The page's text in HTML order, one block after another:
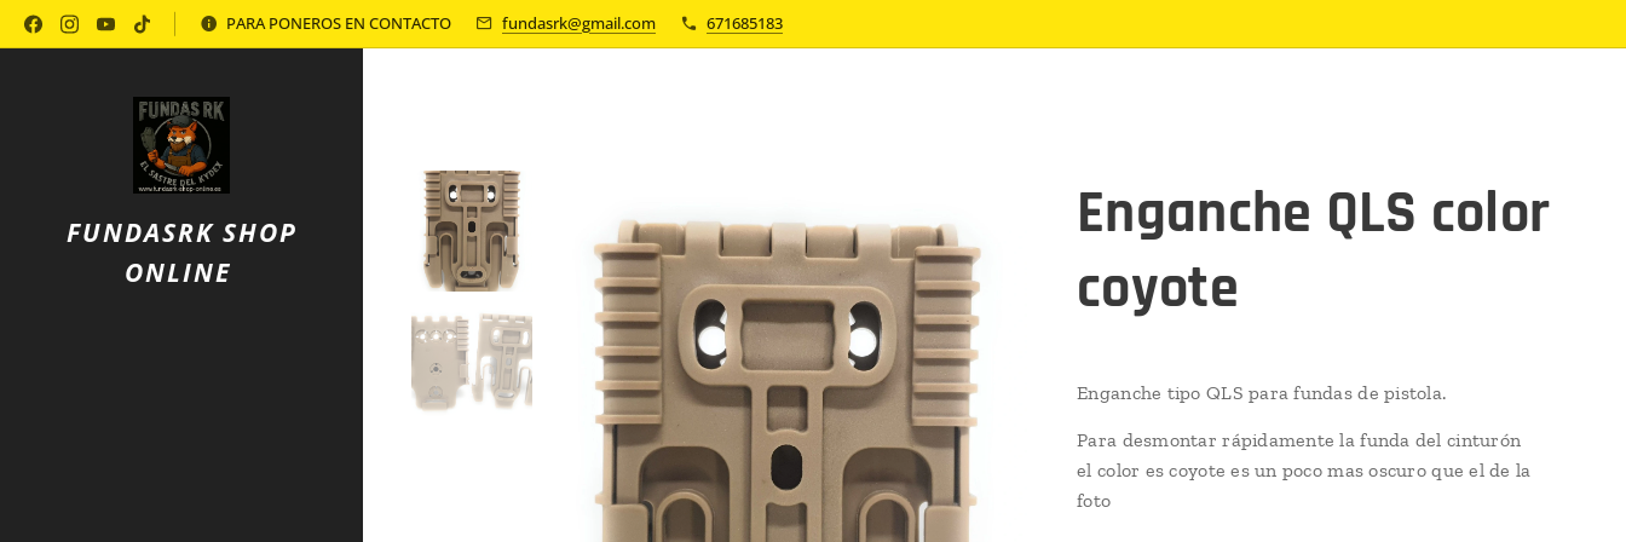
Política de Privacidad PARA PONEROS EN CONTACTO fundasrk@gmail.com 671685183
FUNDASRK SHOP
ONLINE
Enganche QLS color
coyote
Enganche tipo QLS para fundas de pistola.
Para desmontar rápidamente la funda del cinturón
el color es coyote es un poco mas oscuro que el de la
foto